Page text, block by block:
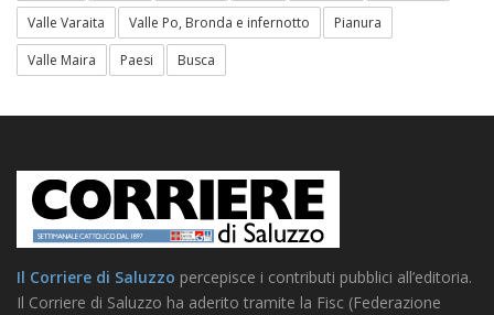
Valle Varaita
Valle Po, Bronda e infernotto
Pianura
Valle Maira
Paesi Busca
Il Corriere di Saluzzo percepisce i contributi pubblici all’editoria.
Il Corriere di Saluzzo ha aderito tramite la Fisc (Federazione